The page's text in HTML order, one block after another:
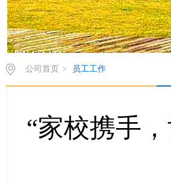
公司首页 > 员工工作
“家校携手